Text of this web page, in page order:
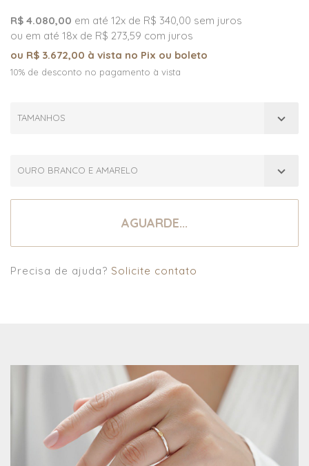
R$ 4.080,00 em até 12x de R$ 340,00 sem juros
ou em até 18x de R$ 273,59 com juros
ou R$ 3.672,00 à vista no Pix ou boleto
10% de desconto no pagamento à vista
TAMANHOS
OURO BRANCO E AMARELO
AGUARDE...
Precisa de ajuda? Solicite contato